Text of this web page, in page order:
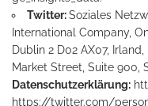
Twitter:Soziales
International Company,
Dublin 2 D02 AX07,
Market Street, Suite 900,
Datenschutzerklärung:
https://twitter.com/